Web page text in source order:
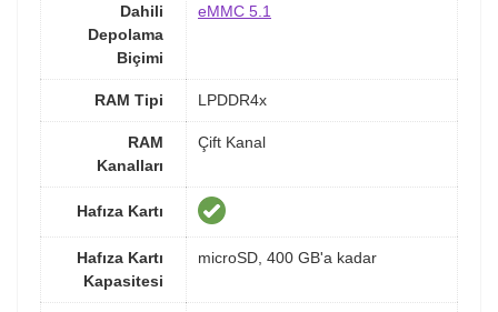
Dahili
Depolama
Biçimi
eMMC 5.1
RAM Tipi LPDDR4x
RAM
Kanalları
Çift Kanal
Hafıza Kartı
Hafıza Kartı
Kapasitesi
microSD, 400 GB'a kadar